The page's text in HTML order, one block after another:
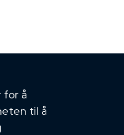
for å
til å